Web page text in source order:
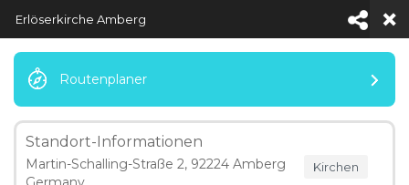
Menü
Erlöserkirche Amberg
Routenplaner
Standort-Informationen
Martin-Schalling-Straße 2, 92224 Amberg
Kirchen